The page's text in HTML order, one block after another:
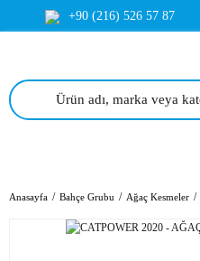
+90 (216) 526 57 87
Anasayfa Bahçe Grubu Ağaç Kesmeler